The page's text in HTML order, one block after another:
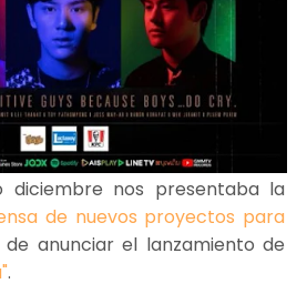
diciembre nos presentaba la
de nuevos proyectos para
de anunciar el lanzamiento de
.